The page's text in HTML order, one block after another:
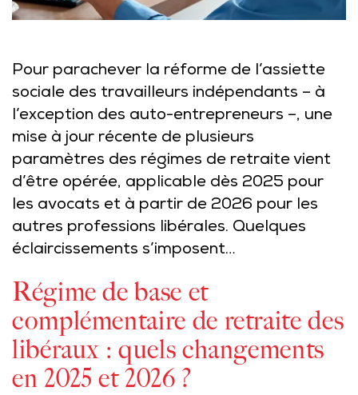
Pour parachever la réforme de l’assiette
sociale des travailleurs indépendants – à
l’exception des auto-entrepreneurs –, une
mise à jour récente de plusieurs
paramètres des régimes de retraite vient
d’être opérée, applicable dès 2025 pour
les avocats et à partir de 2026 pour les
autres professions libérales. Quelques
éclaircissements s’imposent…
Régime de base et
complémentaire de retraite des
libéraux : quels changements
en 2025 et 2026 ?